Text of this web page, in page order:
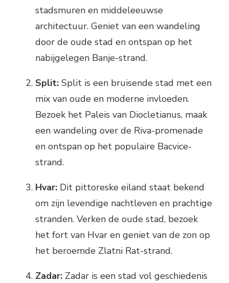
stadsmuren en middeleeuwse
architectuur. Geniet van een wandeling
door de oude stad en ontspan op het
nabijgelegen Banje-strand.
Split: Split is een bruisende stad met een
mix van oude en moderne invloeden.
Bezoek het Paleis van Diocletianus, maak
een wandeling over de Riva-promenade
en ontspan op het populaire Bacvice-
strand.
Hvar: Dit pittoreske eiland staat bekend
om zijn levendige nachtleven en prachtige
stranden. Verken de oude stad, bezoek
het fort van Hvar en geniet van de zon op
het beroemde Zlatni Rat-strand.
Zadar: Zadar is een stad vol geschiedenis